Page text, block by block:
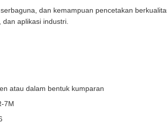
dan kemampuan pencetakan
aplikasi industri.
atau dalam bentuk kumparan
7M